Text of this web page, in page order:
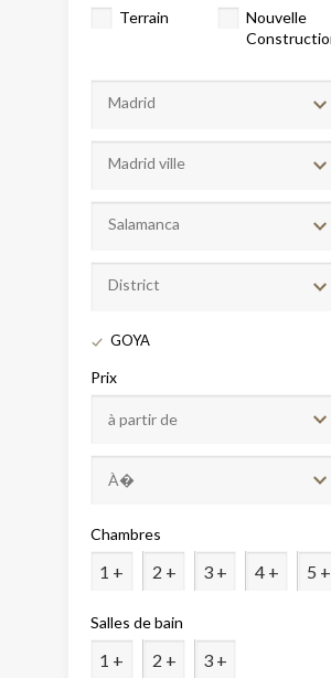
Terrain
Nouvelle
Madrid
Madrid ville
Salamanca
District
GOYA
Prix
Chambres
1 + 2 + 3 + 4 + 5 +
Salles de bain
1 + 2 + 3 +